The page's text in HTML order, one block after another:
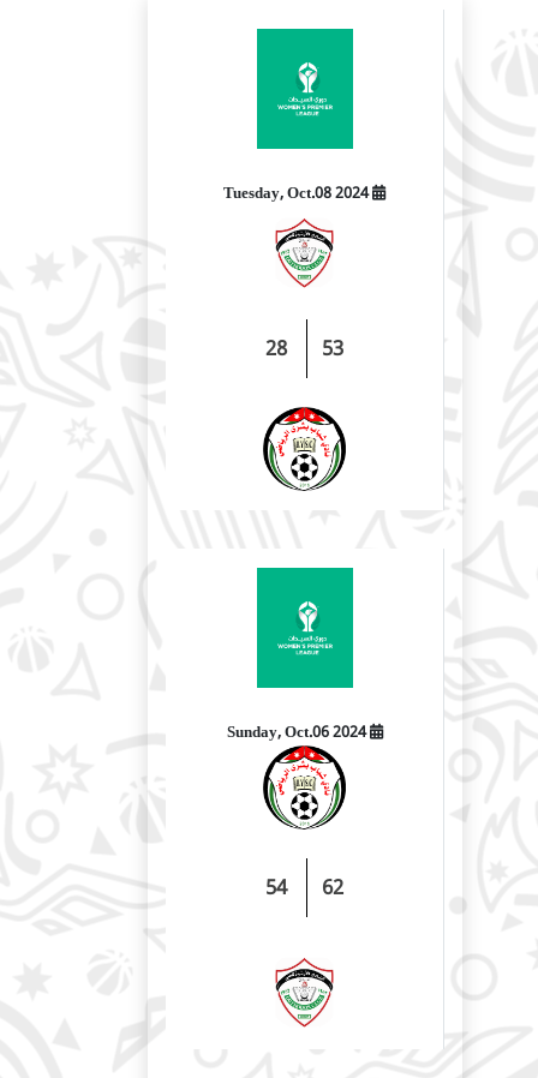
2024 Tuesday, Oct.08
53
28
2024 Sunday, Oct.06
62
54